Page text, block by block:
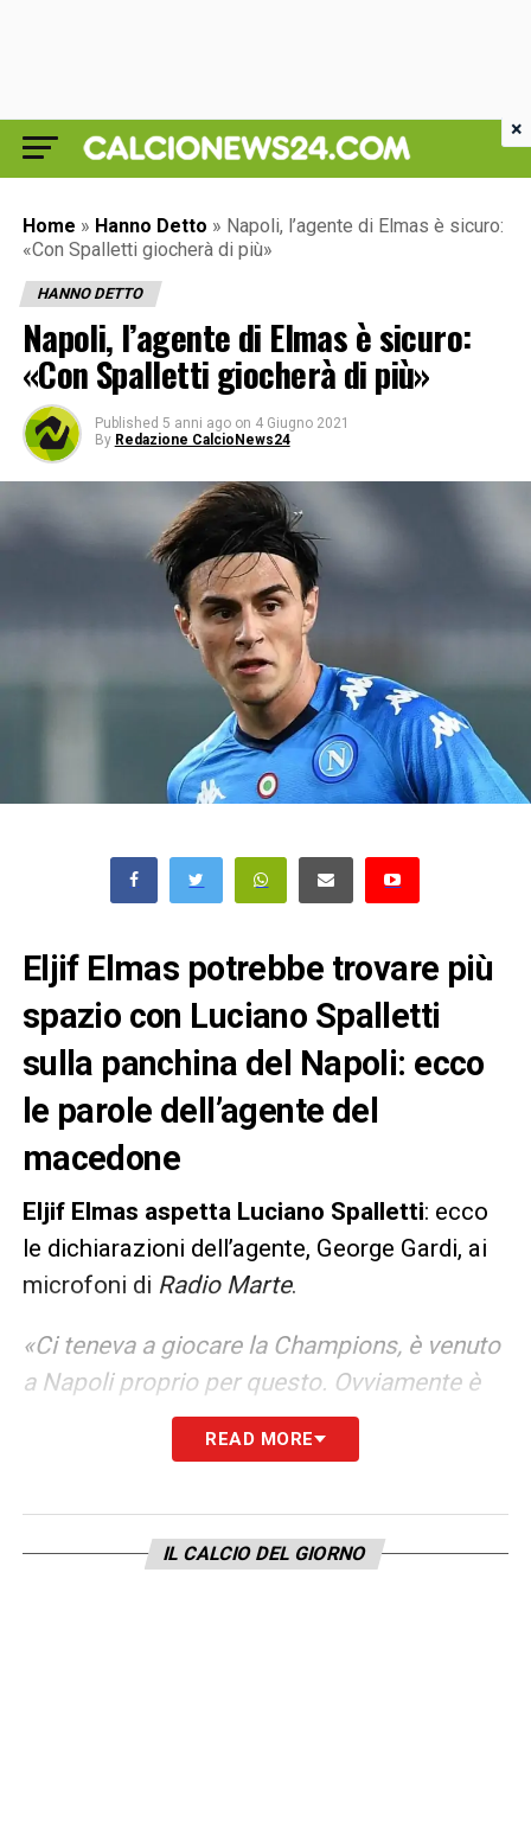
Home » Hanno Detto » Napoli, l’agente di Elmas è sicuro:
«Con Spalletti giocherà di più»
HANNO DETTO
Napoli, l’agente di Elmas è sicuro:
«Con Spalletti giocherà di più»
Published 5 anni ago on 4 Giugno 2021
By Redazione CalcioNews24
Eljif Elmas potrebbe trovare più
spazio con Luciano Spalletti
sulla panchina del Napoli: ecco
le parole dell’agente del
macedone
Eljif Elmas aspetta Luciano Spalletti: ecco
le dichiarazioni dell’agente, George Gardi, ai
microfoni di Radio Marte.
«Ci teneva a giocare la Champions, è venuto
a Napoli proprio per questo. Ovviamente è
rimasto deluso come tutti e ora è già
concentrato sull’Europeo e crede di fare un
subentrato a livello europeo, speriamo che
READ MORE
IL CALCIO DEL GIORNO
×